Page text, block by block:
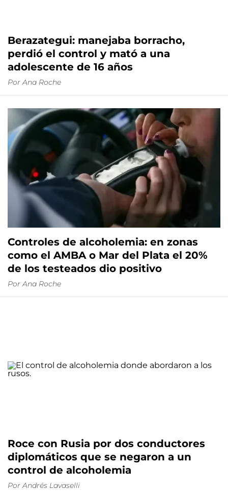
Berazategui: manejaba borracho,
perdió el control y mató a una
adolescente de 16 años
Por Ana Roche
Controles de alcoholemia: en zonas
como el AMBA o Mar del Plata el 20%
de los testeados dio positivo
Por Ana Roche
Roce con Rusia por dos conductores
diplomáticos que se negaron a un
control de alcoholemia
Por Andrés Lavaselli